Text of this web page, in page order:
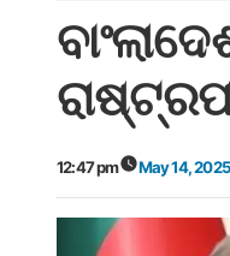
12:47 pm May 14, 2025